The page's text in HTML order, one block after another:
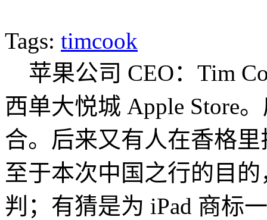
Tags: timcook
苹果公司 CEO：Tim
西单大悦城 Apple Store
合。后来又有人在香格
至于本次中国之行的目
判；有猜是为 iPad 商标